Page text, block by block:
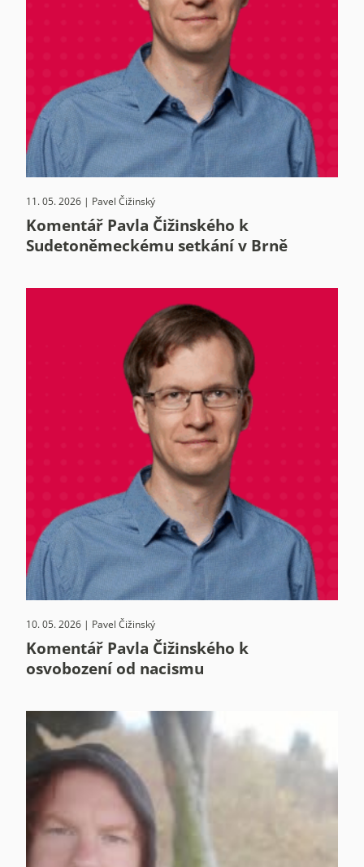
11. 05. 2026 | Pavel Čižinský
Komentář Pavla Čižinského k
Sudetoněmeckému setkání v Brně
10. 05. 2026 | Pavel Čižinský
Komentář Pavla Čižinského k
osvobození od nacismu